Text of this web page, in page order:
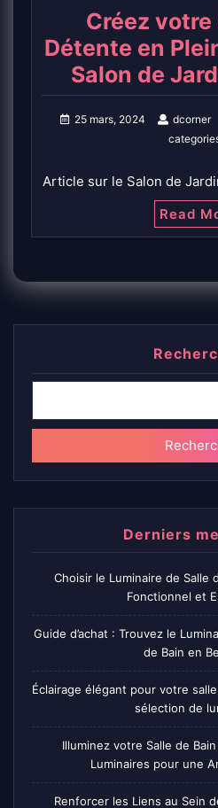
Créez votre
Détente en
Salon de
25 mars, 2024 dcorner
Article sur le Salon de
Read
Derniers
Choisir le Luminaire de Salle
Fonctionnel et
Guide d’achat : Trouvez le
de Bain en
Éclairage élégant pour votre
sélection de
Illuminez votre Salle de
Luminaires pour une
Renforcer les Liens au Sein